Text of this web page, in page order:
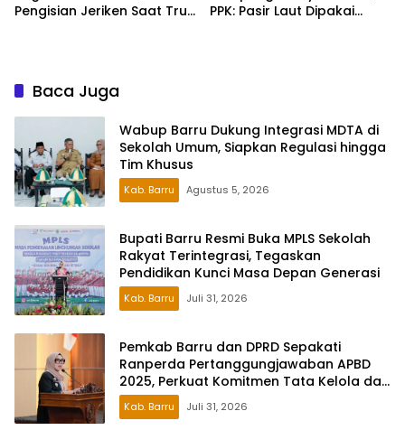
Pengisian Jeriken Saat Truk
PPK: Pasir Laut Dipakai
Baca Juga
Wabup Barru Dukung Integrasi MDTA di
Sekolah Umum, Siapkan Regulasi hingga
Tim Khusus
Kab. Barru Agustus 5, 2026
Bupati Barru Resmi Buka MPLS Sekolah
Rakyat Terintegrasi, Tegaskan
Pendidikan Kunci Masa Depan Generasi
Kab. Barru Juli 31, 2026
Pemkab Barru dan DPRD Sepakati
Ranperda Pertanggungjawaban APBD
2025, Perkuat Komitmen Tata Kelola dan
Perlindungan Anak
Kab. Barru Juli 31, 2026